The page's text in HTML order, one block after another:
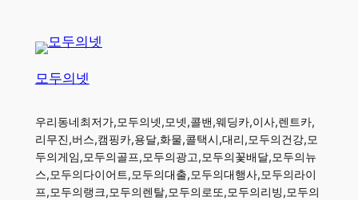
모두의넷
우리동네최저가,모두의넷,모넷,콜밴,웨딩카,이사,렌트카,
리무진,버스,캠핑카,용달,화물,콜택시,대리,모두의건강,모
두의게임,모두의골프,모두의광고,모두의꽃배달,모두의뉴
스,모두의다이어트,모두의대출,모두의대행사,모두의라이
프,모두의랭크,모두의렌탈,모두의로또,모두의리빙,모두의